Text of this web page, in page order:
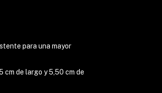
para una mayor
cm de largo y 5,50 cm de